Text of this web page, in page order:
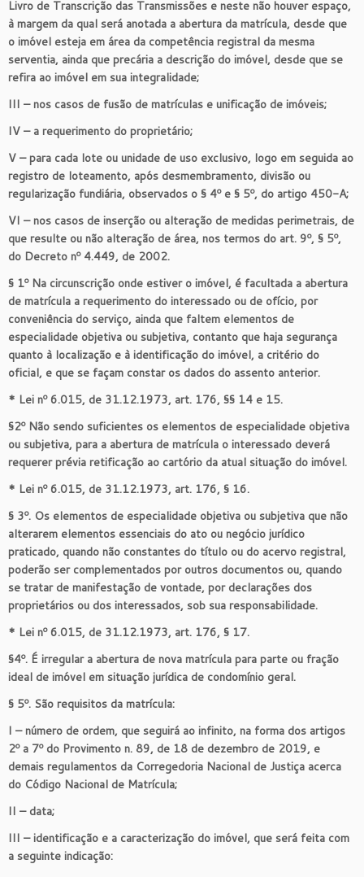
Livro de Transcrição das Transmissões e neste não houver espaço,
à margem da qual será anotada a abertura da matrícula, desde que
o imóvel esteja em área da competência registral da mesma
serventia, ainda que precária a descrição do imóvel, desde que se
refira ao imóvel em sua integralidade;
III – nos casos de fusão de matrículas e unificação de imóveis;
IV – a requerimento do proprietário;
V – para cada lote ou unidade de uso exclusivo, logo em seguida ao
registro de loteamento, após desmembramento, divisão ou
regularização fundiária, observados o § 4º e § 5º, do artigo 450-A;
VI – nos casos de inserção ou alteração de medidas perimetrais, de
que resulte ou não alteração de área, nos termos do art. 9º, § 5º,
do Decreto nº 4.449, de 2002.
§ 1º Na circunscrição onde estiver o imóvel, é facultada a abertura
de matrícula a requerimento do interessado ou de ofício, por
conveniência do serviço, ainda que faltem elementos de
especialidade objetiva ou subjetiva, contanto que haja segurança
quanto à localização e à identificação do imóvel, a critério do
oficial, e que se façam constar os dados do assento anterior.
* Lei nº 6.015, de 31.12.1973, art. 176, §§ 14 e 15.
§2º Não sendo suficientes os elementos de especialidade objetiva
ou subjetiva, para a abertura de matrícula o interessado deverá
requerer prévia retificação ao cartório da atual situação do imóvel.
* Lei nº 6.015, de 31.12.1973, art. 176, § 16.
§ 3º. Os elementos de especialidade objetiva ou subjetiva que não
alterarem elementos essenciais do ato ou negócio jurídico
praticado, quando não constantes do título ou do acervo registral,
poderão ser complementados por outros documentos ou, quando
se tratar de manifestação de vontade, por declarações dos
proprietários ou dos interessados, sob sua responsabilidade.
* Lei nº 6.015, de 31.12.1973, art. 176, § 17.
§4º. É irregular a abertura de nova matrícula para parte ou fração
ideal de imóvel em situação jurídica de condomínio geral.
§ 5º. São requisitos da matrícula:
I – número de ordem, que seguirá ao infinito, na forma dos artigos
2º a 7º do Provimento n. 89, de 18 de dezembro de 2019, e
demais regulamentos da Corregedoria Nacional de Justiça acerca
do Código Nacional de Matrícula;
II – data;
III – identificação e a caracterização do imóvel, que será feita com
a seguinte indicação: